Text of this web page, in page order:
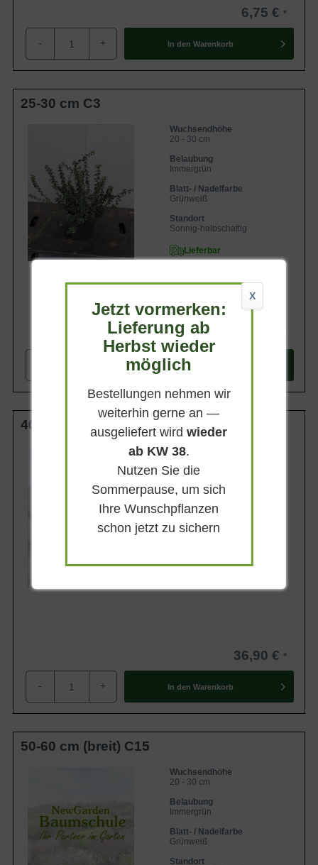
6,75 €
- + In den Warenkorb
25-30 cm C3
Wuchsendhöhe
20 - 30 cm
Belaubung
Immergrün
Blatt- / Nadelfarbe
Grünweiß
Standort
Sonnig-halbschattig
Lieferbar
In den
40-50 cm (breit) C10
Wuchsendhöhe
Immergrün
Blatt- / Nadelfarbe
36,90 €
- + In den Warenkorb
50-60 cm (breit) C15
Wuchsendhöhe
20 - 30 cm
Belaubung
Immergrün
Blatt- / Nadelfarbe
Grünweiß
Standort
X
Jetzt vormerken:
Lieferung ab
Herbst wieder
möglich
Bestellungen nehmen wir
weiterhin gerne an —
ausgeliefert wirdwieder
ab KW 38.
Nutzen Sie die
Sommerpause, um sich
Ihre Wunschpflanzen
schon jetzt zu sichern